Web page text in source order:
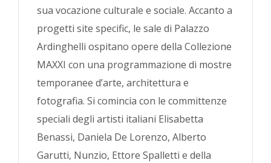
sua vocazione culturale e sociale. Accanto a
progetti site specific, le sale di Palazzo
Ardinghelli ospitano opere della Collezione
MAXXI con una programmazione di mostre
temporanee d’arte, architettura e
fotografia. Si comincia con le committenze
speciali degli artisti italiani Elisabetta
Benassi, Daniela De Lorenzo, Alberto
Garutti, Nunzio, Ettore Spalletti e della